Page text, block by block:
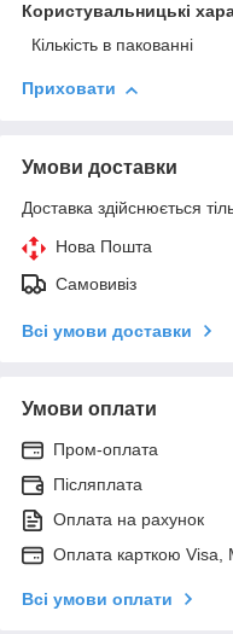
Користувальницькі
Кількість в пакованні
Приховати
Умови доставки
Доставка здійснюється
Нова Пошта
Самовивіз
Всі умови доставки
Умови оплати
Пром-оплата
Післяплата
Оплата на рахунок
Оплата карткою Visa,
Всі умови оплати